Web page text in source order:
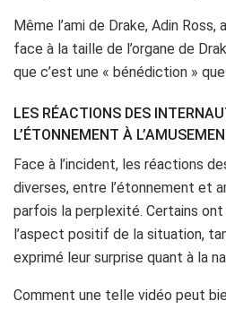
Même l’ami de Drake, Adin
face à la taille de l’organe de
que c’est une « bénédiction »
LES RÉACTIONS DES
L’ÉTONNEMENT À
Face à l’incident, les réactions
diverses, entre l’étonnement et
parfois la perplexité. Certains
l’aspect positif de la situation,
exprimé leur surprise quant à la
Comment une telle vidéo peut